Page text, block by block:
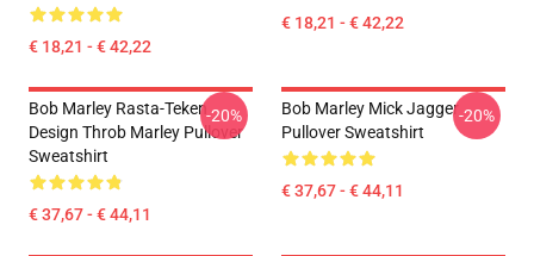
€ 18,21 - € 42,22
€ 18,21 - € 42,22
Bob Marley Rasta-Teken
Design Throb Marley Pullover
Sweatshirt
€ 37,67 - € 44,11
-20%
Bob Marley Mick Jagger
Pullover Sweatshirt
€ 37,67 - € 44,11
-20%